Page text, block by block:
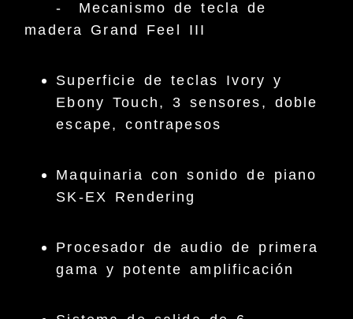
- Mecanismo de tecla de
madera Grand Feel III
Superficie de teclas Ivory y
Ebony Touch, 3 sensores, doble
escape, contrapesos
Maquinaria con sonido de piano
SK-EX Rendering
Procesador de audio de primera
gama y potente amplificación